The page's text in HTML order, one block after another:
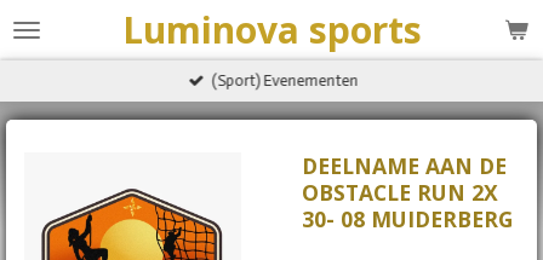
Ga
hoofdinhoud
Luminova sports
(Sport) Evenementen
DEELNAME AAN DE
OBSTACLE RUN 2X
30- 08 MUIDERBERG